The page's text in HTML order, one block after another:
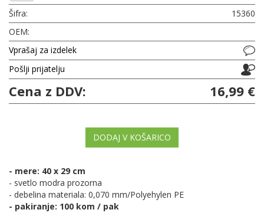
Šifra:
15360
OEM:
Vprašaj za izdelek
Pošlji prijatelju
Cena z DDV: 16,99 €
DODAJ V KOŠARICO
- mere: 40 x 29 cm
- svetlo modra prozorna
- debelina materiala: 0,070 mm/Polyehylen PE
- pakiranje: 100 kom / pak